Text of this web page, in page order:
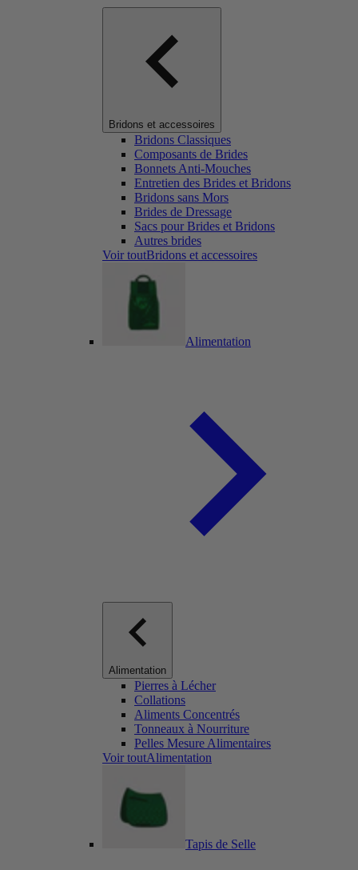
Bridons et accessoires
Bridons Classiques
Composants de Brides
Bonnets Anti-Mouches
Entretien des Brides et Bridons
Bridons sans Mors
Brides de Dressage
Sacs pour Brides et Bridons
Autres brides
Voir toutBridons et accessoires
Alimentation
Alimentation
Pierres à Lécher
Collations
Aliments Concentrés
Tonneaux à Nourriture
Pelles Mesure Alimentaires
Voir toutAlimentation
Tapis de Selle